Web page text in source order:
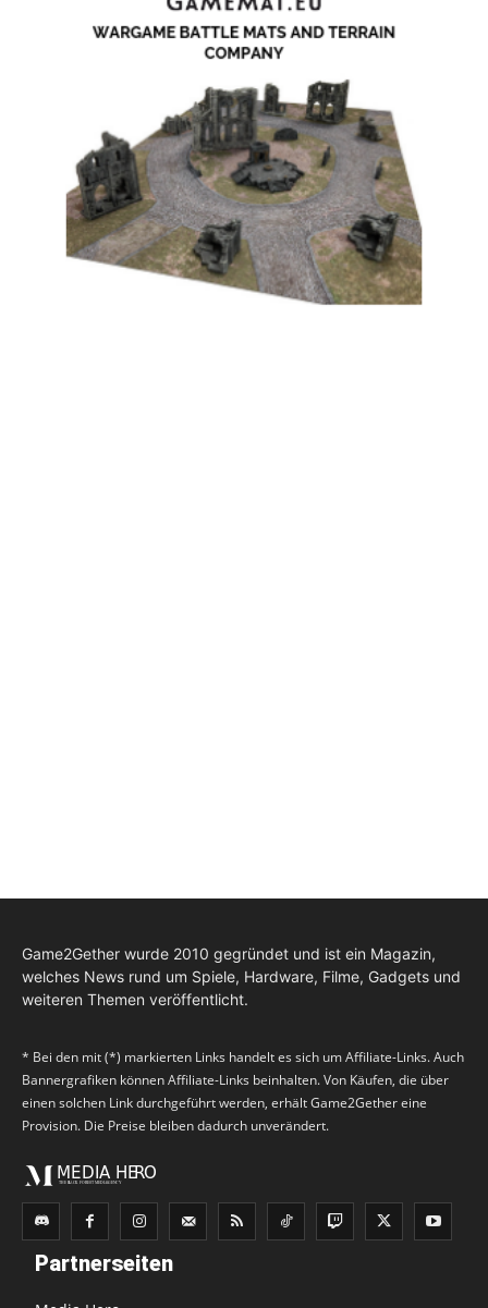
Game2Gether wurde 2010 gegründet und ist ein Magazin,
welches News rund um Spiele, Hardware, Filme, Gadgets und
weiteren Themen veröffentlicht.
* Bei den mit (*) markierten Links handelt es sich um Affiliate-Links. Auch
Bannergrafiken können Affiliate-Links beinhalten. Von Käufen, die über
einen solchen Link durchgeführt werden, erhält Game2Gether eine
Provision. Die Preise bleiben dadurch unverändert.
Partnerseiten